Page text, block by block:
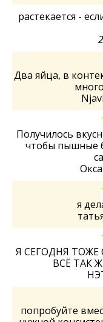
растекается -
Два яйца, в
Получилось
чтобы пышные
я
Я СЕГОДНЯ ТОЖЕ
ВСЁ ТАК
попробуйте